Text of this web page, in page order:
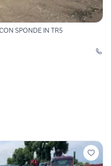
SPONDE IN TR5